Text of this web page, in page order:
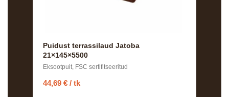
Puidust terrassilaud Jatoba
21×145×5500
Eksootpuit, FSC sertifitseeritud
44,69 € / tk